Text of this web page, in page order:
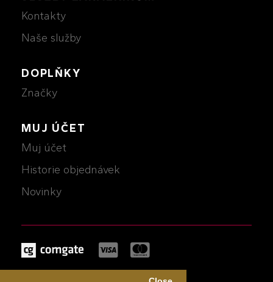
Kontakty
Naše služby
DOPLŇKY
Značky
MUJ ÚČET
Muj účet
Historie objednávek
Novinky